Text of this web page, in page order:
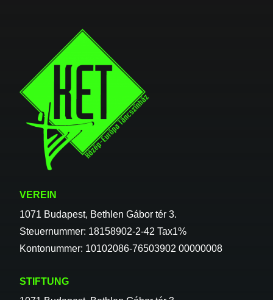
VEREIN
1071 Budapest, Bethlen Gábor tér 3.
Steuernummer: 18158902-2-42 Tax1%
Kontonummer: 10102086-76503902 00000008
STIFTUNG